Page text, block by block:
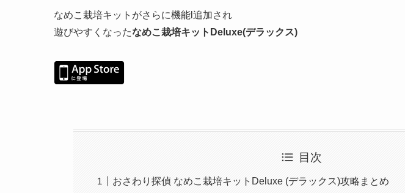
なめこ栽培キットがさらに機能l追加され
遊びやすくなったなめこ栽培キットDeluxe(デラックス)
目次
おさわり探偵 なめこ栽培キットDeluxe (デラックス)攻略まとめ